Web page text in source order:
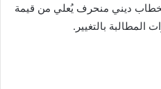
ديني منحرف يُعلي من قيمة
بالتغيير.